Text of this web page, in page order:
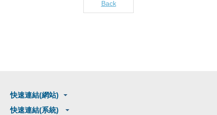
Back
快速連結(網站)
快速連結(系統)